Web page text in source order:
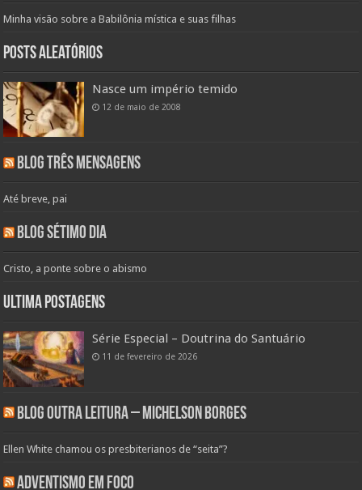
Minha visão sobre a Babilônia mística e suas filhas
Posts aleatórios
Nasce um império temido
12 de maio de 2008
Blog Três Mensagens
Até breve, pai
Blog Sétimo Dia
Cristo, a ponte sobre o abismo
Ultima Postagens
Série Especial – Doutrina do Santuário
11 de fevereiro de 2026
Blog Outra Leitura – Michelson Borges
Ellen White chamou os presbiterianos de “seita”?
Adventismo em Foco